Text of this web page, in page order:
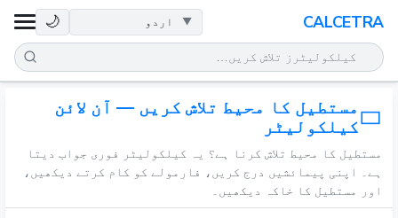
CALCETRA
🌙
ریاضی
تبدیلیاں
سائنس
روزمرہ
مستطیل کا محیط تلاش کریں — آن لائن
کیلکولیٹر
مستطیل کا محیط تلاش کرنا ہے؟ یہ کیلکولیٹر فوری جواب دیتا
ہے۔ اپنی پیمائشیں درج کریں، فارمولے کو کام کرتے دیکھیں،
اور مستطیل کا خاکہ دیکھیں۔